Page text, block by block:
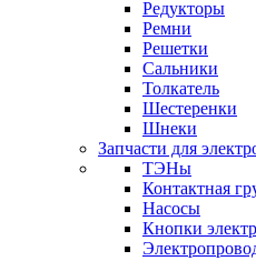
Редукторы
Ремни
Решетки
Сальники
Толкатель
Шестеренки
Шнеки
Запчасти для
ТЭНы
Контактная
Насосы
Кнопки